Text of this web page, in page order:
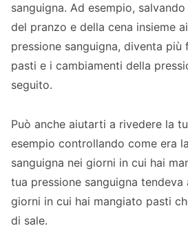
sanguigna. Ad esempio,
del pranzo e della cena insieme
pressione sanguigna, diventa
pasti e i cambiamenti della
seguito.
Può anche aiutarti a rivedere la
esempio controllando come era
sanguigna nei giorni in cui hai
tua pressione sanguigna tendeva
giorni in cui hai mangiato pasti
di sale.